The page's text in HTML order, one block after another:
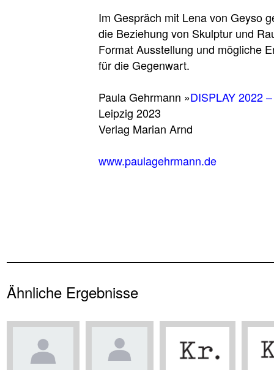
Im Gespräch mit Lena von Geyso
die Beziehung von Skulptur und
Format Ausstellung und mögliche
für die Gegenwart.
Paula Gehrmann »DISPLAY 2022
Leipzig 2023
Verlag Marian Arnd
www.paulagehrmann.de
Ähnliche Ergebnisse